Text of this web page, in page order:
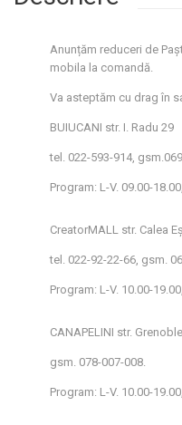
Anunțăm reduceri de
mobila la comandă.
Va asteptăm cu drag în
BUIUCANI str. I. Radu 29
tel. 022-593-914,
Program: L-V. 09.00-
CreatorMALL str. Calea
tel. 022-92-22-66, gsm.
Program: L-V. 10.00-
CANAPELINI str.
gsm. 078-007-008.
Program: L-V. 10.00-